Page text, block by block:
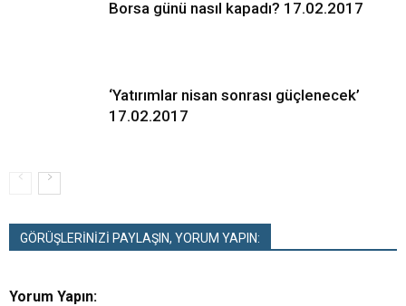
Borsa günü nasıl kapadı? 17.02.2017
‘Yatırımlar nisan sonrası güçlenecek’
17.02.2017
GÖRÜŞLERİNİZİ PAYLAŞIN, YORUM YAPIN:
Yorum Yapın: